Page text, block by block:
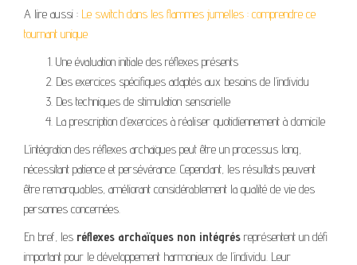
A lire aussi : Le switch dans les flammes jumelles : comprendre ce
tournant unique
Une évaluation initiale des réflexes présents
Des exercices spécifiques adaptés aux besoins de l’individu
Des techniques de stimulation sensorielle
La prescription d’exercices à réaliser quotidiennement à domicile
L’intégration des réflexes archaïques peut être un processus long,
nécessitant patience et persévérance. Cependant, les résultats peuvent
être remarquables, améliorant considérablement la qualité de vie des
personnes concernées.
En bref, les réflexes archaïques non intégrés représentent un défi
important pour le développement harmonieux de l’individu. Leur